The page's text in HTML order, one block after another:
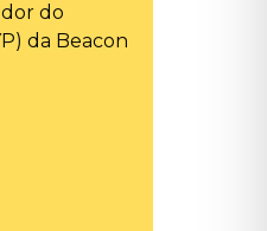
do
da Beacon